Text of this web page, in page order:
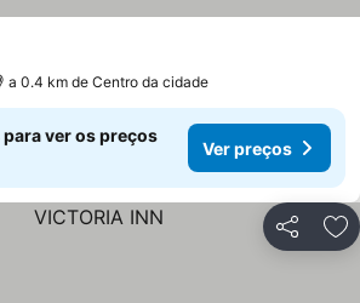
a 0.4 km de Centro da cidade
ver os preços
Ver preços
Partilhar